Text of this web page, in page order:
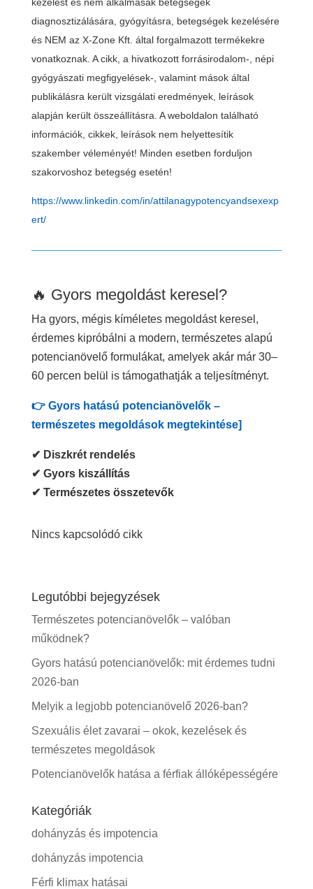
diagnosztizálására, gyógyításra, betegségek kezelésére
és NEM az X-Zone Kft. által forgalmazott termékekre
vonatkoznak. A cikk, a hivatkozott forrásirodalom-, népi
gyógyászati megfigyelések-, valamint mások által
publikálásra került vizsgálati eredmények, leírások
alapján került összeállításra. A weboldalon található
információk, cikkek, leírások nem helyettesítik
szakember véleményét! Minden esetben forduljon
szakorvoshoz betegség esetén!
https://www.linkedin.com/in/attilanagypotencyandsexexp
ert/
🔥 Gyors megoldást keresel?
Ha gyors, mégis kíméletes megoldást keresel,
érdemes kipróbálni a modern, természetes alapú
potencianövelő formulákat, amelyek akár már 30–
60 percen belül is támogathatják a teljesítményt.
👉 Gyors hatású potencianövelők –
természetes megoldások megtekintése]
✔ Diszkrét rendelés
✔ Gyors kiszállítás
✔ Természetes összetevők
Nincs kapcsolódó cikk
Legutóbbi bejegyzések
Természetes potencianövelők – valóban
működnek?
Gyors hatású potencianövelők: mit érdemes tudni
2026-ban
Melyik a legjobb potencianövelő 2026-ban?
Szexuális élet zavarai – okok, kezelések és
természetes megoldások
Potencianövelők hatása a férfiak állóképességére
Kategóriák
dohányzás és impotencia
dohányzás impotencia
Férfi klimax hatásai